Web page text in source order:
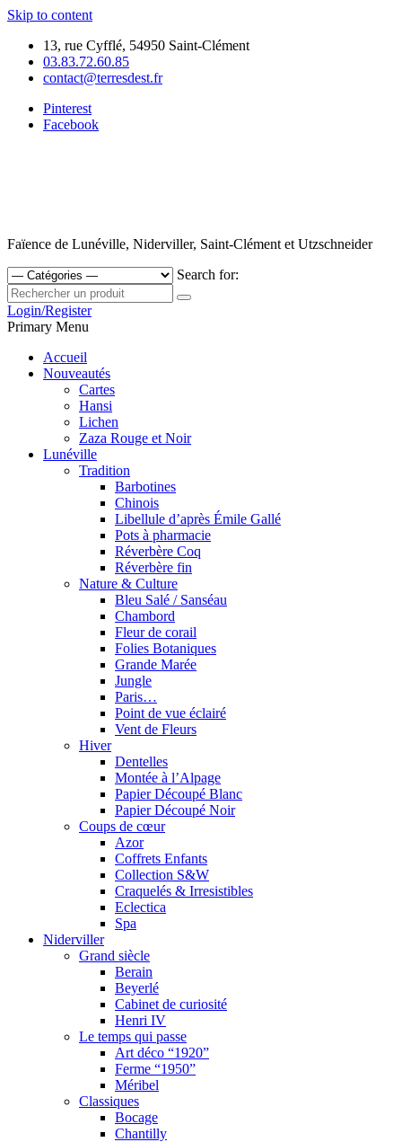
Skip to content
13, rue Cyfflé, 54950 Saint-Clément
03.83.72.60.85
contact@terresdest.fr
Pinterest
Facebook
Faïence de Lunéville, Niderviller, Saint-Clément et Utzschneider
Search for:
Login/Register
Primary Menu
Accueil
Nouveautés
Cartes
Hansi
Lichen
Zaza Rouge et Noir
Lunéville
Tradition
Barbotines
Chinois
Libellule d’après Émile Gallé
Pots à pharmacie
Réverbère Coq
Réverbère fin
Nature & Culture
Bleu Salé / Sanséau
Chambord
Fleur de corail
Folies Botaniques
Grande Marée
Jungle
Paris…
Point de vue éclairé
Vent de Fleurs
Hiver
Dentelles
Montée à l’Alpage
Papier Découpé Blanc
Papier Découpé Noir
Coups de cœur
Azor
Coffrets Enfants
Collection S&W
Craquelés & Irresistibles
Eclectica
Spa
Niderviller
Grand siècle
Berain
Beyerlé
Cabinet de curiosité
Henri IV
Le temps qui passe
Art déco “1920”
Ferme “1950”
Méribel
Classiques
Bocage
Chantilly